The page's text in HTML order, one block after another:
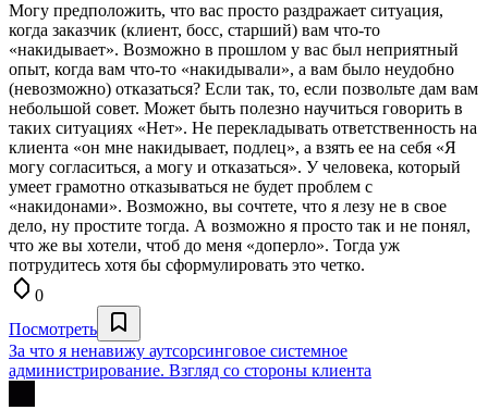
Могу предположить, что вас просто раздражает ситуация,
когда заказчик (клиент, босс, старший) вам что-то
«накидывает». Возможно в прошлом у вас был неприятный
опыт, когда вам что-то «накидывали», а вам было неудобно
(невозможно) отказаться? Если так, то, если позвольте дам вам
небольшой совет. Может быть полезно научиться говорить в
таких ситуациях «Нет». Не перекладывать ответственность на
клиента «он мне накидывает, подлец», а взять ее на себя «Я
могу согласиться, а могу и отказаться». У человека, который
умеет грамотно отказываться не будет проблем с
«накидонами». Возможно, вы сочтете, что я лезу не в свое
дело, ну простите тогда. А возможно я просто так и не понял,
что же вы хотели, чтоб до меня «доперло». Тогда уж
потрудитесь хотя бы сформулировать это четко.
0
Посмотреть
За что я ненавижу аутсорсинговое системное
администрирование. Взгляд со стороны клиента